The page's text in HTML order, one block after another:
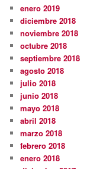
enero 2019
diciembre 2018
noviembre 2018
octubre 2018
septiembre 2018
agosto 2018
julio 2018
junio 2018
mayo 2018
abril 2018
marzo 2018
febrero 2018
enero 2018